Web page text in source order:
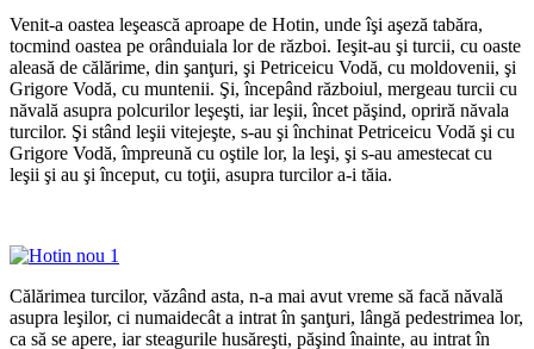
Venit-a oastea leşească aproape de Hotin, unde îşi aşeză tabăra,
tocmind oastea pe orânduiala lor de război. Ieşit-au şi turcii, cu oaste
aleasă de călărime, din şanţuri, şi Petriceicu Vodă, cu moldovenii, şi
Grigore Vodă, cu muntenii. Şi, începând războiul, mergeau turcii cu
năvală asupra polcurilor leşeşti, iar leşii, încet păşind, opriră năvala
turcilor. Şi stând leşii vitejeşte, s-au şi închinat Petriceicu Vodă şi cu
Grigore Vodă, împreună cu oştile lor, la leşi, şi s-au amestecat cu
leşii şi au şi început, cu toţii, asupra turcilor a-i tăia.
Călărimea turcilor, văzând asta, n-a mai avut vreme să facă năvală
asupra leşilor, ci numaidecât a intrat în şanţuri, lângă pedestrimea lor,
ca să se apere, iar steagurile husăreşti, păşind înainte, au intrat în